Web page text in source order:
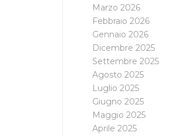
Marzo 2026
Febbraio 2026
Gennaio 2026
Dicembre 2025
Settembre 2025
Agosto 2025
Luglio 2025
Giugno 2025
Maggio 2025
Aprile 2025